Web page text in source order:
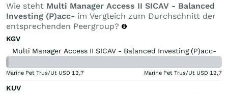
Wie steht Multi Manager Access II SICAV - Balanced
Investing (P)acc- im Vergleich zum Durchschnitt der
entsprechenden Peergroup?
KGV
Multi Manager Access II SICAV - Balanced Investing (P)acc-
Marine Pet Trus/Ut USD 12,7 Marine Pet Trus/Ut USD 12,7
KUV